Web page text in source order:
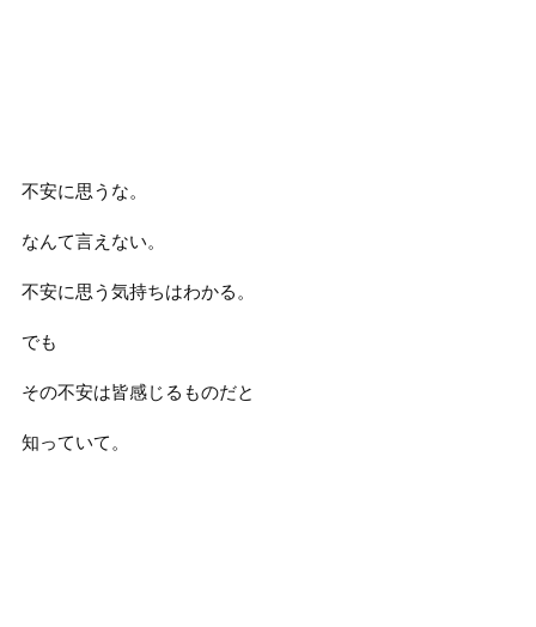
不安に思うな。
なんて言えない。
不安に思う気持ちはわかる。
でも
その不安は皆感じるものだと
知っていて。